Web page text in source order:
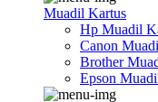
Muadil Kartus
Hp Muadil
Canon
Brother
Epson